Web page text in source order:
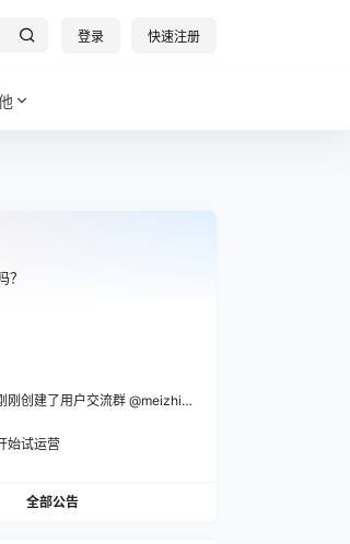
登录 快速注册
？
建了用户交流群 @meizhi_official，欢迎加入！
始试运营
全部公告